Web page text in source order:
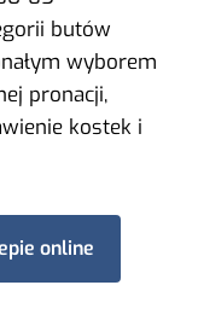
butów
wyborem
pronacji,
kostek i
online